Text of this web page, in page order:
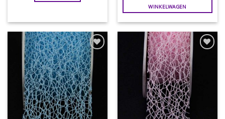
WINKELWAGEN
Toevoegen
aan
wenslijst
Toevoegen
wenslijst